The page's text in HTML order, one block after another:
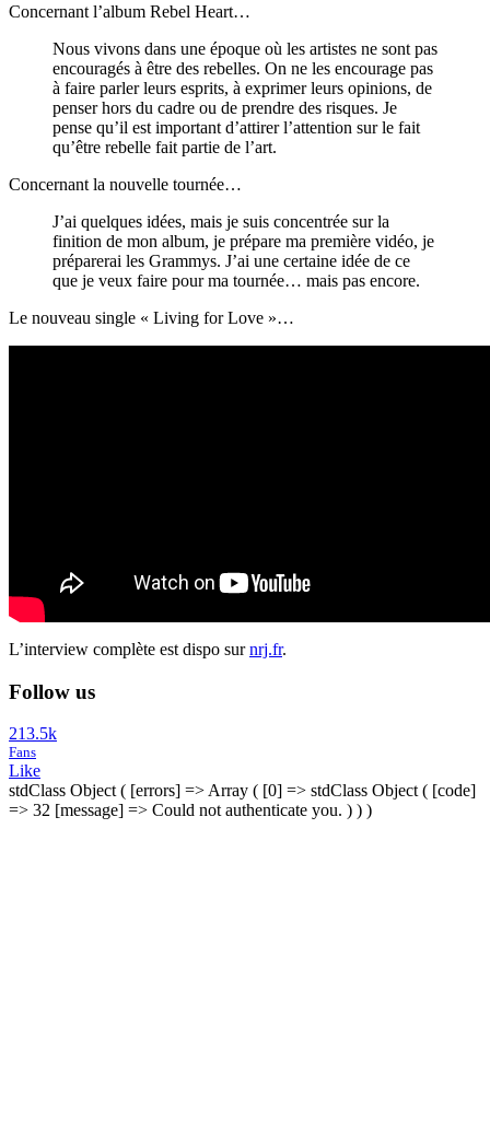
Concernant l’album Rebel Heart…
Nous vivons dans une époque où les artistes ne sont pas
encouragés à être des rebelles. On ne les encourage pas
à faire parler leurs esprits, à exprimer leurs opinions, de
penser hors du cadre ou de prendre des risques. Je
pense qu’il est important d’attirer l’attention sur le fait
qu’être rebelle fait partie de l’art.
Concernant la nouvelle tournée…
J’ai quelques idées, mais je suis concentrée sur la
finition de mon album, je prépare ma première vidéo, je
préparerai les Grammys. J’ai une certaine idée de ce
que je veux faire pour ma tournée… mais pas encore.
Le nouveau single « Living for Love »…
L’interview complète est dispo surnrj.fr.
Follow us
213.5k
Fans
Like
stdClass Object ( [errors] => Array ( [0] => stdClass Object ( [code]
=> 32 [message] => Could not authenticate you. ) ) )